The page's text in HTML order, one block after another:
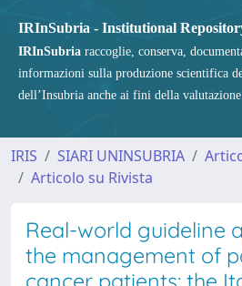
IRInSubria - Institutional
IRInSubria raccoglie, conserva,
informazioni sulla produzione scientifica
dell’Insubria anche ai fini della
IRIS SIARI UNINSUBRIA
Articolo su Rivista
Real-world guideline
the management of